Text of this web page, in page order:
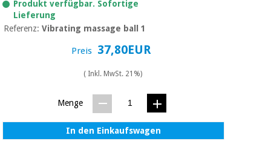
Produkt verfügbar. Sofortige
Lieferung
Referenz:Vibrating massage ball 1
Preis 37,80EUR
( Inkl. MwSt. 21%)
Menge
In den Einkaufswagen